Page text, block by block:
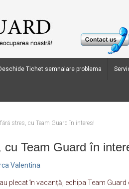
Tichet semnalare problema
stres, cu Team Guard în interes!
cu Team Guard în
Valentina
plecat în vacanță, echipa Team Guard